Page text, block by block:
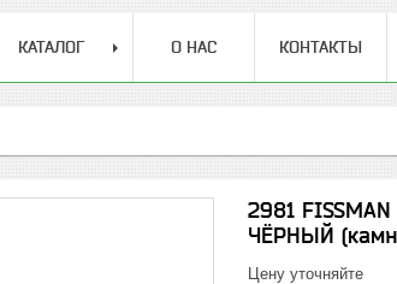
КАТАЛОГ О НАС КОНТАКТЫ
2981
ЧЁРНЫЙ
Цену уточняйте